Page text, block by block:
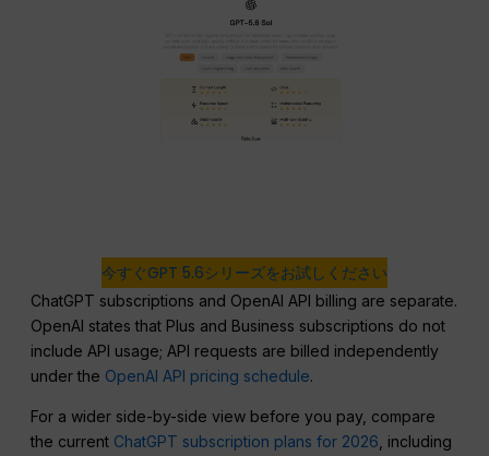
今すぐGPT 5.6シリーズをお試しください
ChatGPT subscriptions and OpenAI API billing are separate.
OpenAI states that Plus and Business subscriptions do not
include API usage; API requests are billed independently
under the OpenAI API pricing schedule.
For a wider side-by-side view before you pay, compare
the current ChatGPT subscription plans for 2026, including